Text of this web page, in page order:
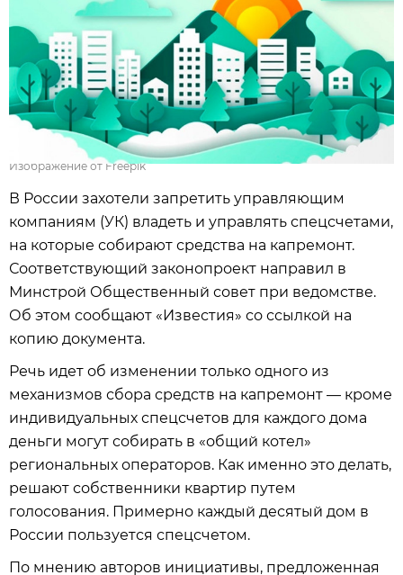
Изображение от Freepik
В России захотели запретить управляющим
компаниям (УК) владеть и управлять спецсчетами,
на которые собирают средства на капремонт.
Соответствующий законопроект направил в
Минстрой Общественный совет при ведомстве.
Об этом сообщают «Известия» со ссылкой на
копию документа.
Речь идет об изменении только одного из
механизмов сбора средств на капремонт — кроме
индивидуальных спецсчетов для каждого дома
деньги могут собирать в «общий котел»
региональных операторов. Как именно это делать,
решают собственники квартир путем
голосования. Примерно каждый десятый дом в
России пользуется спецсчетом.
По мнению авторов инициативы, предложенная